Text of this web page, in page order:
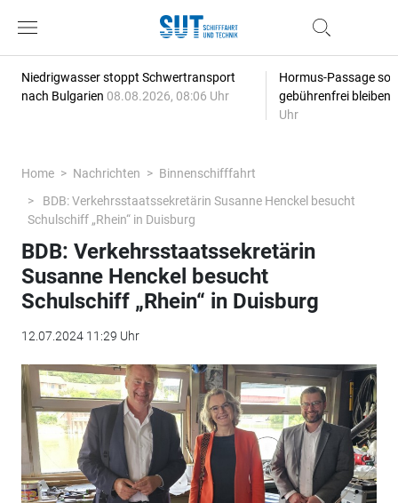
Niedrigwasser stoppt Schwertransport
nach Bulgarien 08.08.2026, 08:06 Uhr
Hormus-Passage
gebührenfrei bleiben
Uhr
Home Nachrichten
Binnenschifffahrt
BDB: Verkehrsstaatssekretärin Susanne Henckel besucht
Schulschiff „Rhein“ in Duisburg
BDB: Verkehrsstaatssekretärin
Susanne Henckel besucht
Schulschiff „Rhein“ in Duisburg
12.07.2024 11:29 Uhr